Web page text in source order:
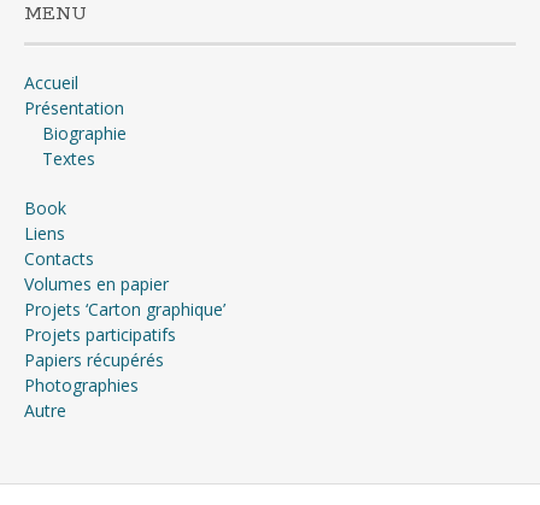
MENU
Accueil
Présentation
Biographie
Textes
Book
Liens
Contacts
Volumes en papier
Projets ‘Carton graphique’
Projets participatifs
Papiers récupérés
Photographies
Autre